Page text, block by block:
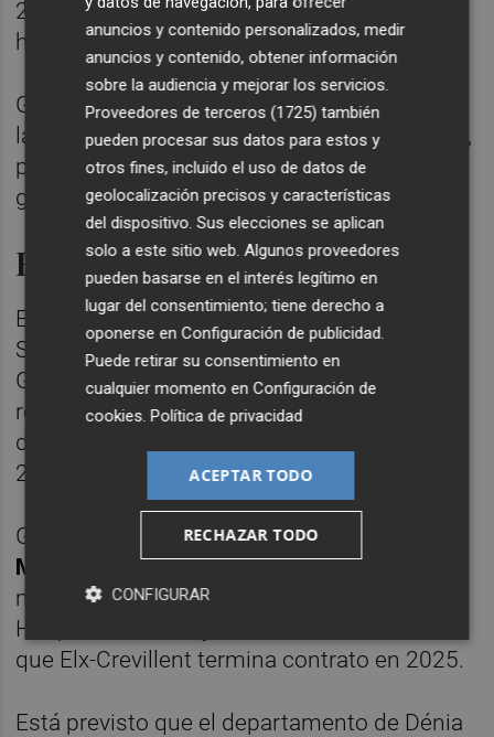
2001 y negoció con los sindicatos para
hacer frente a varias huelgas.
Gómez también incidió en la reducción de
las listas de espera en la sanidad valenciana,
para lo que defendió la privatización de la
gestión sanitaria.
Reversión
El aterrizaje de Gómez en la Conselleria de
Sanidad se produce tras ocho años de
Gobierno del Botànic, que precisamente
revirtió a la gestión pública el Departamento
de la Ribera, así como el de Torrevieja en
2021.
Gómez asumirá de manos de
Mínguez
una cartera que ya ha puesto en
marcha el proceso para la reversión del
Hospital de Dénia y el de Manises, mientras
que Elx-Crevillent termina contrato en 2025.
Está previsto que el departamento de Dénia
anuncios y contenido personalizados, medir
anuncios y contenido, obtener información
sobre la audiencia y mejorar los servicios.
Proveedores de terceros (1725) también
pueden procesar sus datos para estos y
otros fines, incluido el uso de datos de
geolocalización precisos y características
del dispositivo. Sus elecciones se aplican
solo a este sitio web. Algunos proveedores
pueden basarse en el interés legítimo en
lugar del consentimiento; tiene derecho a
oponerse enConfiguración de publicidad.
Puede retirar su consentimiento en
cualquier momento enConfiguración de
cookies.Política de privacidad
ACEPTAR TODO
RECHAZAR TODO
CONFIGURAR